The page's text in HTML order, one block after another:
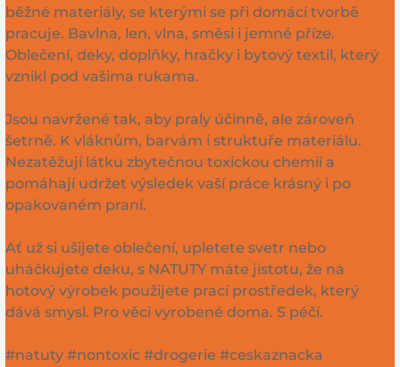
běžné materiály, se kterými se při domácí tvorbě
pracuje. Bavlna, len, vlna, směsi i jemné příze.
Oblečení, deky, doplňky, hračky i bytový textil, který
vznikl pod vašima rukama.
Jsou navržené tak, aby praly účinně, ale zároveň
šetrně. K vláknům, barvám i struktuře materiálu.
Nezatěžují látku zbytečnou toxickou chemií a
pomáhají udržet výsledek vaší práce krásný i po
opakovaném praní.
Ať už si ušijete oblečení, upletete svetr nebo
uháčkujete deku, s NATUTY máte jistotu, že na
hotový výrobek použijete prací prostředek, který
dává smysl. Pro věci vyrobené doma. S péčí.
#natuty #nontoxic #drogerie #ceskaznacka